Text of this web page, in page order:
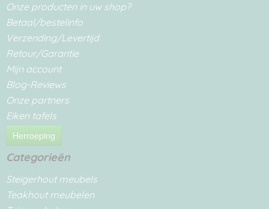
Onze producten in uw shop?
Betaal/bestelinfo
Verzending/Levertijd
Retour/Garantie
Mijn account
Blog-Reviews
Onze partners
Eiken tafels
Herroeping
Categorieën
Steigerhout meubels
Teakhout meubelen